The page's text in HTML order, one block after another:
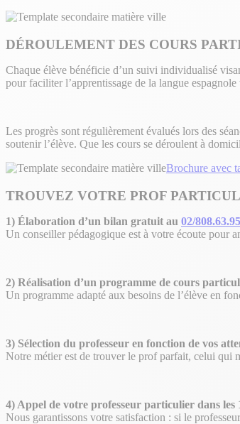
DÉROULEMENT DES COURS
Chaque élève bénéficie d’un suivi individualisé
pour faciliter l’apprentissage de la langue
Les progrès sont régulièrement évalués lors des
soutenir l’élève. Que les cours se déroulent à
Brochure avec
TROUVEZ VOTRE PROF
1) Élaboration d’un bilan gratuit au 02/808.63.95
Un conseiller pédagogique est à votre écoute pour
2) Réalisation d’un programme de cours
Un programme adapté aux besoins de l’élève en
3) Sélection du professeur en fonction de vos
Notre métier est de trouver le prof parfait, celui qui
4) Appel de votre professeur particulier dans les
Nous garantissons votre satisfaction : si le